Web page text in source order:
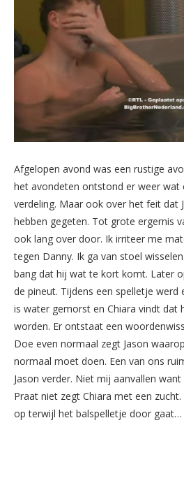
Afgelopen avond was een rustige
het avondeten ontstond er weer wat
verdeling. Maar ook over het feit dat
hebben gegeten. Tot grote ergernis
ook lang over door. Ik irriteer me
tegen Danny. Ik ga van stoel
bang dat hij wat te kort komt. Later
de pineut. Tijdens een spelletje
is water gemorst en Chiara vindt dat
worden. Er ontstaat een
Doe even normaal zegt Jason
normaal moet doen. Een van ons
Jason verder. Niet mij aanvallen
Praat niet zegt Chiara met een
op terwijl het balspelletje door gaat…